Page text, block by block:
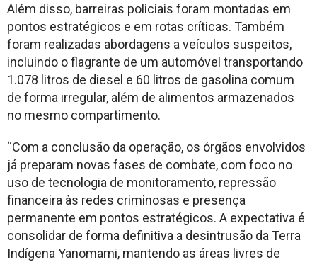
Além disso, barreiras policiais foram montadas em
pontos estratégicos e em rotas críticas. Também
foram realizadas abordagens a veículos suspeitos,
incluindo o flagrante de um automóvel transportando
1.078 litros de diesel e 60 litros de gasolina comum
de forma irregular, além de alimentos armazenados
no mesmo compartimento.
“Com a conclusão da operação, os órgãos envolvidos
já preparam novas fases de combate, com foco no
uso de tecnologia de monitoramento, repressão
financeira às redes criminosas e presença
permanente em pontos estratégicos. A expectativa é
consolidar de forma definitiva a desintrusão da Terra
Indígena Yanomami, mantendo as áreas livres de